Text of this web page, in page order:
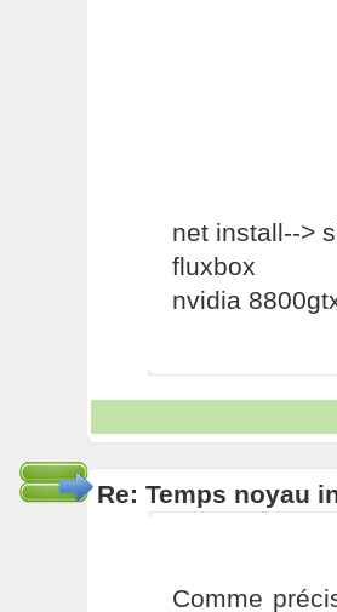
net install-->
fluxbox
nvidia
Re: Temps noyau
Comme